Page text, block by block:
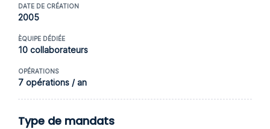
DATE DE CRÉATION
2005
ÈQUIPE DÉDIÉE
10 collaborateurs
OPÉRATIONS
7 opérations / an
Type de mandats